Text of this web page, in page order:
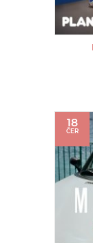
18
ČER